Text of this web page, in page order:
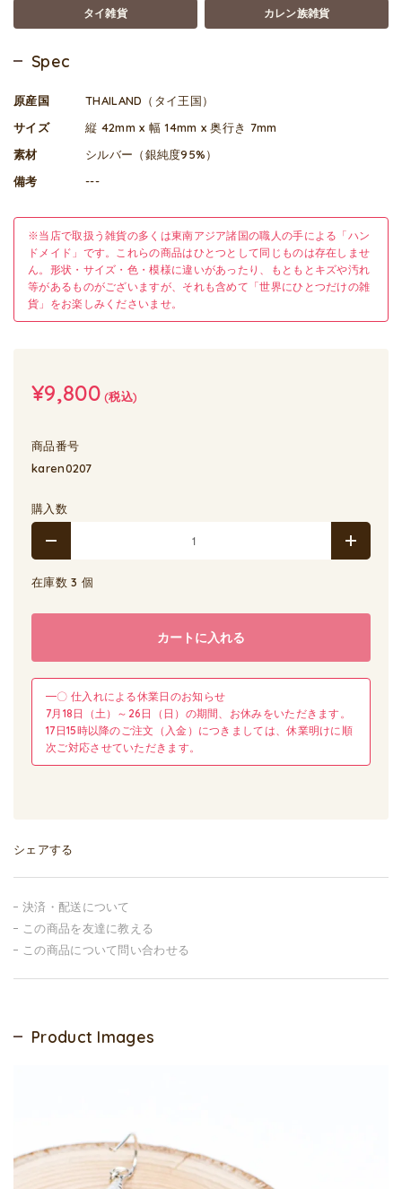
タイ雑貨 カレン族雑貨
Spec
原産国
THAILAND（タイ王国）
サイズ
縦 42mm x 幅 14mm x 奥行き 7mm
素材
シルバー（銀純度95%）
備考
---
※当店で取扱う雑貨の多くは東南アジア諸国の職人の手による「ハン
ドメイド」です。これらの商品はひとつとして同じものは存在しませ
ん。形状・サイズ・色・模様に違いがあったり、もともとキズや汚れ
等があるものがございますが、それも含めて「世界にひとつだけの雑
貨」をお楽しみくださいませ。
¥9,800(税込)
商品番号
karen0207
購入数
在庫数 3 個
カートに入れる
━〇 仕入れによる休業日のお知らせ
7月18日（土）～26日（日）の期間、お休みをいただきます。
17日15時以降のご注文（入金）につきましては、休業明けに順
次ご対応させていただきます。
シェアする
決済・配送について
この商品を友達に教える
この商品について問い合わせる
Product Images